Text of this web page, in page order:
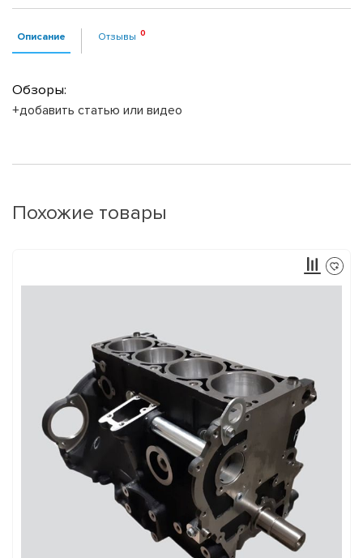
Описание Отзывы
Обзоры:
+добавить статью или видео
Похожие товары